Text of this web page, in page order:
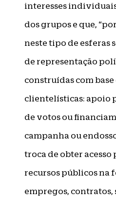
interesses
dos grupos e que,
neste tipo de esferas
de representação
construídas com base
clientelísticas: apoio
de votos ou
campanha ou
troca de obter
recursos públicos na
empregos, contratos,